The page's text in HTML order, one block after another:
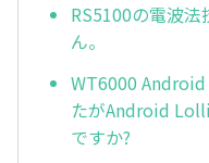
RS5100の電波
ん。
WT6000
たがAndroid
ですか?